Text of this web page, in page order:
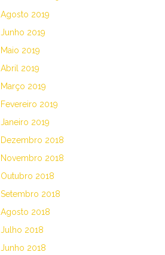
Agosto 2019
Junho 2019
Maio 2019
Abril 2019
Março 2019
Fevereiro 2019
Janeiro 2019
Dezembro 2018
Novembro 2018
Outubro 2018
Setembro 2018
Agosto 2018
Julho 2018
Junho 2018